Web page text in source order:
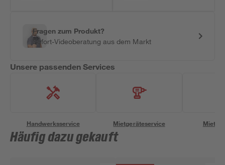
Fragen zum Produkt?
Sofort-Videoberatung aus dem Markt
Unsere passenden Services
Handwerksservice Mietgeräteservice
Häufig dazu gekauft